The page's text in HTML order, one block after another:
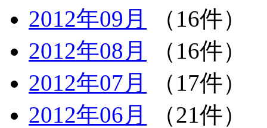
2012年09月
（16件）
2012年08月
（16件）
2012年07月
（17件）
2012年06月
（21件）